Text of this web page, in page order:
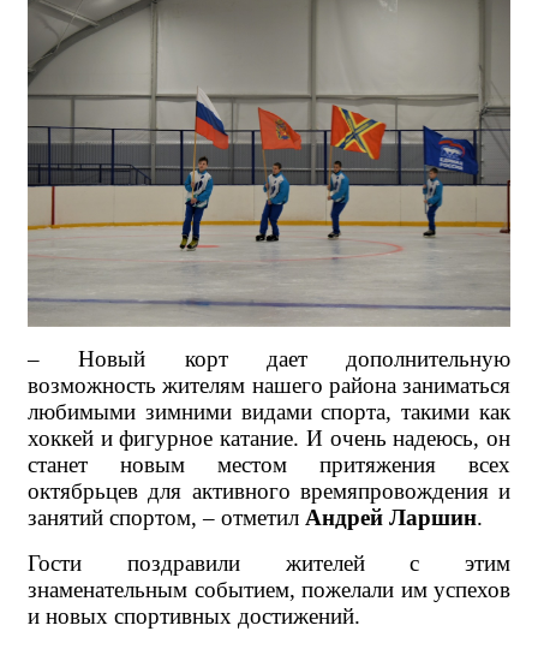
– Новый корт дает дополнительную
возможность жителям нашего района заниматься
любимыми зимними видами спорта, такими как
хоккей и фигурное катание. И очень надеюсь, он
станет новым местом притяжения всех
октябрьцев для активного времяпровождения и
занятий спортом, – отметил Андрей Ларшин.
Гости поздравили жителей с этим
знаменательным событием, пожелали им успехов
и новых спортивных достижений.